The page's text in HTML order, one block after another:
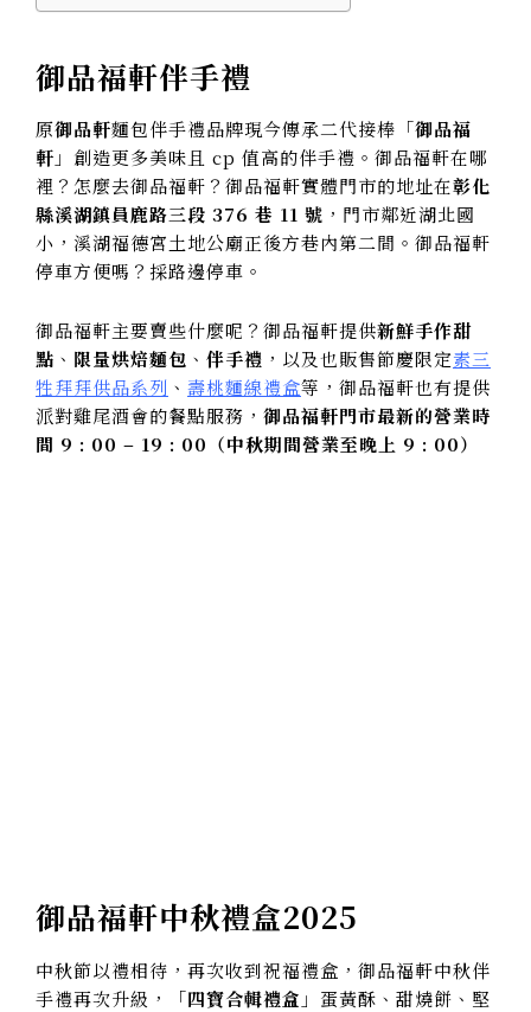
御品福軒伴手禮
原御品軒麵包伴手禮品牌現今傳承二代接棒「御品福
軒 」創造更多美味且 cp 值高的伴手禮。御品福軒在哪
裡？怎麼去御品福軒？御品福軒實體門市的地址在彰化
縣溪湖鎮員鹿路三段 376 巷 11 號 ，門市鄰近湖北國
小，溪湖福德宮土地公廟正後方巷內第二間。御品福軒
停車方便嗎？採路邊停車。
御品福軒主要賣些什麼呢？御品福軒提供新鮮手作甜
點 、 限量烘焙麵包 、 伴手禮 ，以及也販售節慶限定素三
牲拜拜供品系列 、 壽桃麵線禮盒等，御品福軒也有提供
派對雞尾酒會的餐點服務， 御品福軒門市最新的營業時
間 9 : 00 – 19 : 00 （中秋期間營業至晚上 9 : 00）
御品福軒中秋禮盒2025
中秋節以禮相待，再次收到祝福禮盒，御品福軒中秋伴
手禮再次升級，「四寶合輯禮盒 」蛋黃酥、甜燒餅、堅